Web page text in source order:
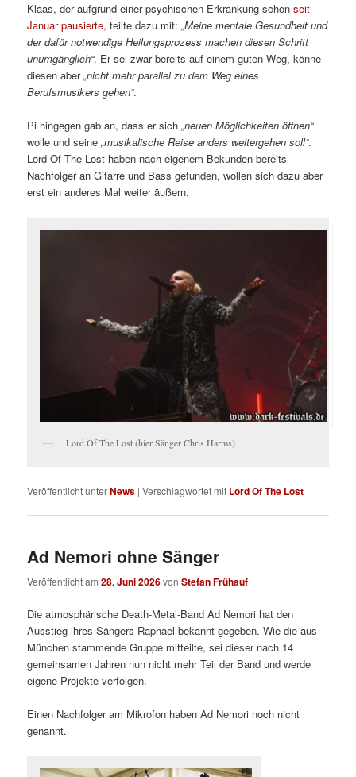
Klaas, der aufgrund einer psychischen Erkrankung schonseit
Januar pausierte, teilte dazu mit:„Meine mentale Gesundheit und
der dafür notwendige Heilungsprozess machen diesen Schritt
unumgänglich“. Er sei zwar bereits auf einem guten Weg, könne
diesen aber„nicht mehr parallel zu dem Weg eines
Berufsmusikers gehen“.
Pi hingegen gab an, dass er sich„neuen Möglichkeiten öffnen“
wolle und seine„musikalische Reise anders weitergehen soll“.
Lord Of The Lost haben nach eigenem Bekunden bereits
Nachfolger an Gitarre und Bass gefunden, wollen sich dazu aber
erst ein anderes Mal weiter äußern.
Lord Of The Lost (hier Sänger Chris Harms)
Veröffentlicht unterNews |Verschlagwortet mit Lord Of The Lost
Ad Nemori ohne Sänger
Veröffentlicht am28. Juni 2026vonStefan Frühauf
Die atmosphärische Death-Metal-Band Ad Nemori hat den
Ausstieg ihres Sängers Raphael bekannt gegeben. Wie die aus
München stammende Gruppe mitteilte, sei dieser nach 14
gemeinsamen Jahren nun nicht mehr Teil der Band und werde
eigene Projekte verfolgen.
Einen Nachfolger am Mikrofon haben Ad Nemori noch nicht
genannt.